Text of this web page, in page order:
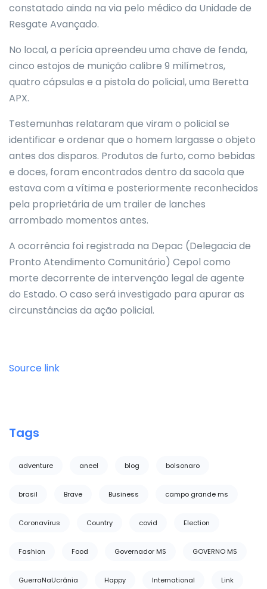
constatado ainda na via pelo médico da Unidade de
Resgate Avançado.
No local, a perícia apreendeu uma chave de fenda,
cinco estojos de munição calibre 9 milímetros,
quatro cápsulas e a pistola do policial, uma Beretta
APX.
Testemunhas relataram que viram o policial se
identificar e ordenar que o homem largasse o objeto
antes dos disparos. Produtos de furto, como bebidas
e doces, foram encontrados dentro da sacola que
estava com a vítima e posteriormente reconhecidos
pela proprietária de um trailer de lanches
arrombado momentos antes.
A ocorrência foi registrada na Depac (Delegacia de
Pronto Atendimento Comunitário) Cepol como
morte decorrente de intervenção legal de agente
do Estado. O caso será investigado para apurar as
circunstâncias da ação policial.
Source link
Tags
adventure aneel blog bolsonaro
brasil Brave Business campo grande ms
Coronavírus Country covid Election
Fashion Food Governador MS GOVERNO MS
GuerraNaUcrânia Happy International Link